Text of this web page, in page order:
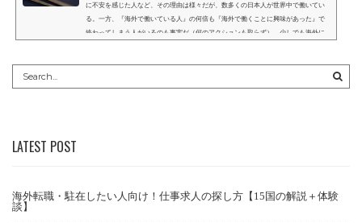
に不安を感じた人など、その理由は様々だが、数多くの日本人が世界中で働いてい
る。一方、『海外で働いている人』の何倍も『海外で働くことに興味があった』で
終わってしまう人がいるのも事実だ（何のアクションも取らず）。少しでも海外に
LATEST POST
海外転職・駐在したい人向け！仕事求人の探し方【15国の解説＋体験
談】